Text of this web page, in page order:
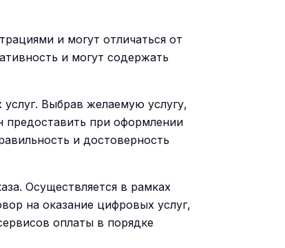
и могут отличаться от
и могут содержать
Выбрав желаемую услугу,
предоставить при оформлении
и достоверность
Осуществляется в рамках
на оказание цифровых услуг,
оплаты в порядке